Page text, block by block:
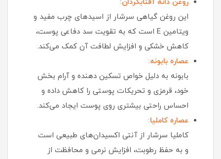
این روغن گیاهی سرشار از اسیدهای چرب مفید و
ویتامین E است که به تقویت سد دفاعی
پوست،
کاهش خشکی و افزایش لطافت آن کمک می‌کند.
عصاره بابونه:
بابونه به دلیل خواص تسکین‌ دهنده و آرام‌ بخش
خود، قرمزی و تحریکات پوستی را کاهش داده و
احساس راحتی بیشتری روی پوست ایجاد می‌کند.
عصاره کاملیا:
کاملیا سرشار از آنتی‌ اکسیدان‌های طبیعی است
و به حفظ رطوبت، افزایش نرمی و محافظت از